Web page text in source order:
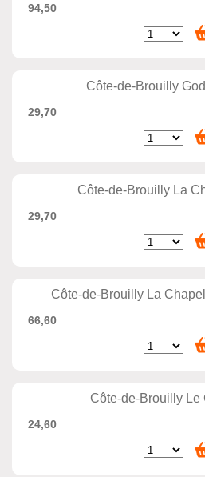
94,50
Côte-de-Brouilly
29,70
Côte-de-Brouilly La
29,70
Côte-de-Brouilly La
66,60
Côte-de-Brouilly Le
24,60